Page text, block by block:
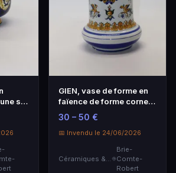
sur
GIEN, vase de forme en
faïence de forme cornet
à décor néo-r…
30 – 50 €
📅 Invendu le 24/06/2026
Brie-
Comte-
Robert